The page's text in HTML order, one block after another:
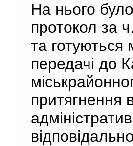
На нього
протокол за
та готуються
передачі до
притягнення